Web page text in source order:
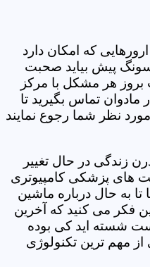
که امکان دارد
پیش بیاید صحبت
هر مشکل با مرکز
تماس بگیرید تا
نظر شما رجوع نمایند
زندگی در حال تغییر
های پزشکی کامپیوتری
تا به حال درباره ماشین
فکر می کنید که آخرین
شسته اید کی بوده
مهم ترین تکنولوژی